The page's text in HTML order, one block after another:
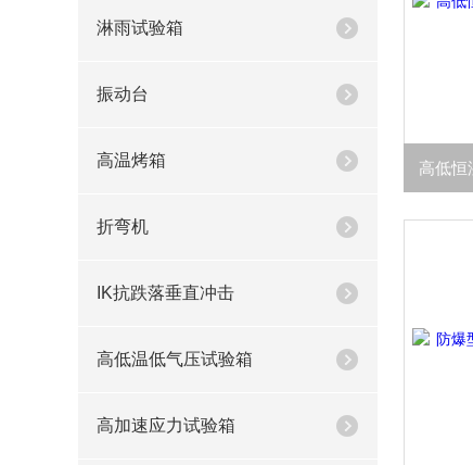
淋雨试验箱
振动台
高温烤箱
折弯机
IK抗跌落垂直冲击
高低温低气压试验箱
高加速应力试验箱